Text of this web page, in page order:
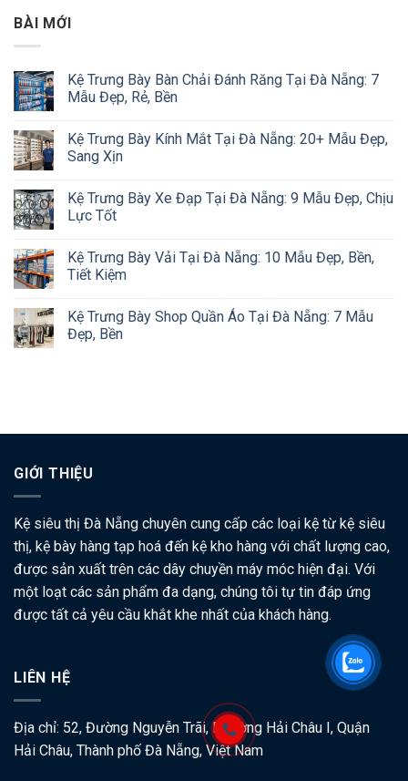
BÀI MỚI
Kệ Trưng Bày Bàn Chải Đánh Răng Tại Đà Nẵng: 7
Mẫu Đẹp, Rẻ, Bền
Kệ Trưng Bày Kính Mắt Tại Đà Nẵng: 20+ Mẫu Đẹp,
Sang Xịn
Kệ Trưng Bày Xe Đạp Tại Đà Nẵng: 9 Mẫu Đẹp, Chịu
Lực Tốt
Kệ Trưng Bày Vải Tại Đà Nẵng: 10 Mẫu Đẹp, Bền,
Tiết Kiệm
Kệ Trưng Bày Shop Quần Áo Tại Đà Nẵng: 7 Mẫu
Đẹp, Bền
GIỚI THIỆU
Kệ siêu thị Đà Nẵng chuyên cung cấp các loại kệ từ kệ siêu
thị, kệ bày hàng tạp hoá đến kệ kho hàng với chất lượng cao,
được sản xuất trên các dây chuyền máy móc hiện đại. Với
một loạt các sản phẩm đa dạng, chúng tôi tự tin đáp ứng
được tất cả yêu cầu khắt khe nhất của khách hàng.
LIÊN HỆ
Địa chỉ: 52, Đường Nguyễn Trãi, Phường Hải Châu I, Quận
Hải Châu, Thành phố Đà Nẵng, Việt Nam